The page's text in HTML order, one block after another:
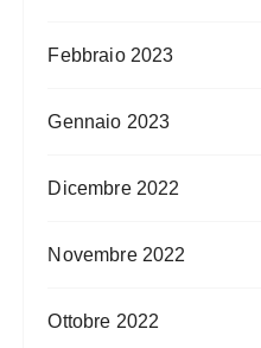
Febbraio 2023
Gennaio 2023
Dicembre 2022
Novembre 2022
Ottobre 2022